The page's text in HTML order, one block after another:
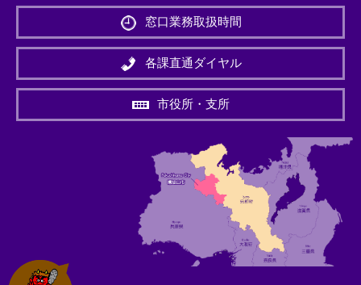
外
リ
ン
＞
窓口業務取扱時間
各課直通ダイヤル
市役所・支所